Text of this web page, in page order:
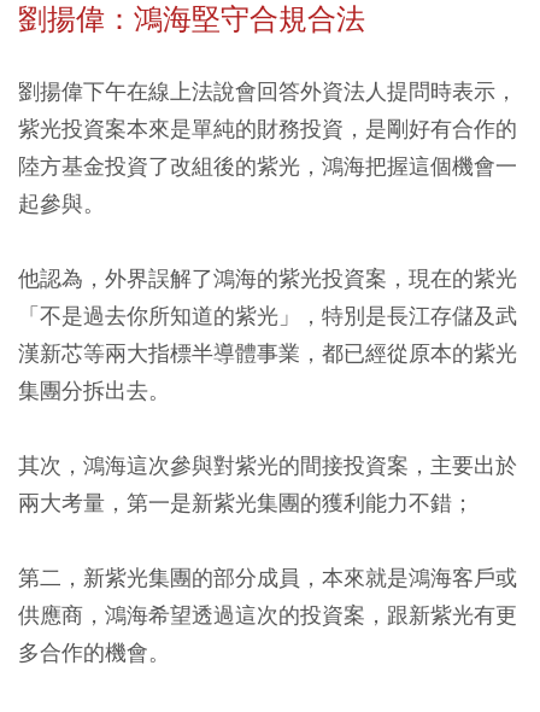
劉揚偉：鴻海堅守合規合法
劉揚偉下午在線上法說會回答外資法人提問時表示，
紫光投資案本來是單純的財務投資，是剛好有合作的
陸方基金投資了改組後的紫光，鴻海把握這個機會一
起參與。
他認為，外界誤解了鴻海的紫光投資案，現在的紫光
「不是過去你所知道的紫光」，特別是長江存儲及武
漢新芯等兩大指標半導體事業，都已經從原本的紫光
集團分拆出去。
其次，鴻海這次參與對紫光的間接投資案，主要出於
兩大考量， 第一是新紫光集團的獲利能力不錯 ；
第二，新紫光集團的部分成員，本來就是鴻海客戶或
供應商 ，鴻海希望透過這次的投資案，跟新紫光有更
多合作的機會。